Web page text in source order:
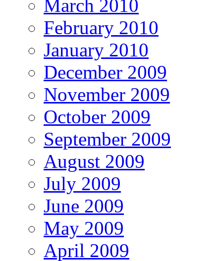
March 2010
February 2010
January 2010
December 2009
November 2009
October 2009
September 2009
August 2009
July 2009
June 2009
May 2009
April 2009